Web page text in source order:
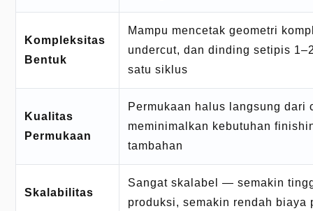
Kompleksitas
Bentuk
Mampu mencetak geometri
undercut, dan dinding setipis
satu siklus
Kualitas
Permukaan
Permukaan halus langsung dari
meminimalkan kebutuhan
tambahan
Skalabilitas
Sangat skalabel — semakin
produksi, semakin rendah biaya